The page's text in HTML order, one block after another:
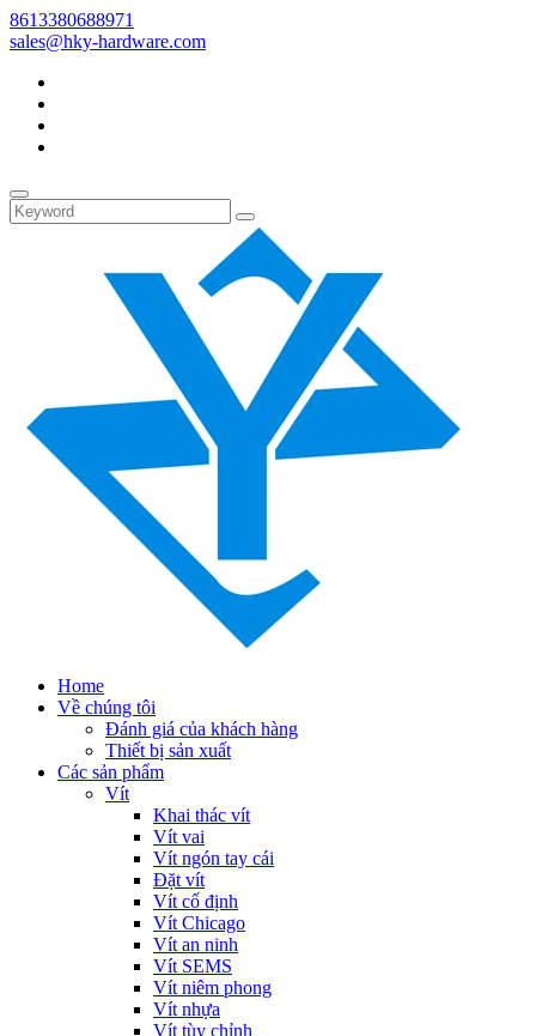
8613380688971
sales@hky-hardware.com
Home
Về chúng tôi
Đánh giá của khách hàng
Thiết bị sản xuất
Các sản phẩm
Vít
Khai thác vít
Vít vai
Vít ngón tay cái
Đặt vít
Vít cố định
Vít Chicago
Vít an ninh
Vít SEMS
Vít niêm phong
Vít nhựa
Vít tùy chỉnh